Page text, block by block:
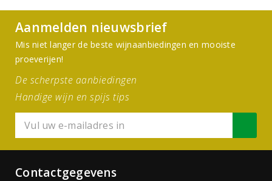
Aanmelden nieuwsbrief
Mis niet langer de beste wijnaanbiedingen en mooiste
proeverijen!
De scherpste aanbiedingen
Handige wijn en spijs tips
Contactgegevens